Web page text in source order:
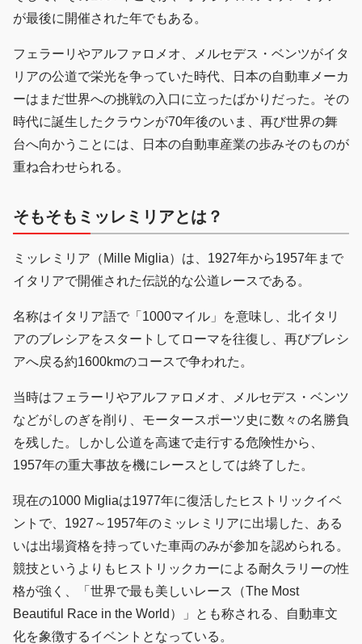
が最後に開催された年でもある。
フェラーリやアルファロメオ、メルセデス・ベンツがイタ
リアの公道で栄光を争っていた時代、日本の自動車メーカ
ーはまだ世界への挑戦の入口に立ったばかりだった。その
時代に誕生したクラウンが70年後のいま、再び世界の舞
台へ向かうことには、日本の自動車産業の歩みそのものが
重ね合わせられる。
そもそもミッレミリアとは？
ミッレミリア（Mille Miglia）は、1927年から1957年まで
イタリアで開催された伝説的な公道レースである。
名称はイタリア語で「1000マイル」を意味し、北イタリ
アのブレシアをスタートしてローマを往復し、再びブレシ
アへ戻る約1600kmのコースで争われた。
当時はフェラーリやアルファロメオ、メルセデス・ベンツ
などがしのぎを削り、モータースポーツ史に数々の名勝負
を残した。しかし公道を高速で走行する危険性から、
1957年の重大事故を機にレースとしては終了した。
現在の1000 Migliaは1977年に復活したヒストリックイベ
ントで、1927～1957年のミッレミリアに出場した、ある
いは出場資格を持っていた車両のみが参加を認められる。
競技というよりもヒストリックカーによる耐久ラリーの性
格が強く、「世界で最も美しいレース（The Most
Beautiful Race in the World）」とも称される、自動車文
化を象徴するイベントとなっている。